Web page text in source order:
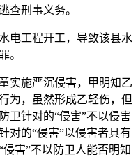
查刑事义务。
工程开工，导致该县水
。
施严沉侵害，甲明知乙
为，虽然形成乙轻伤，但
卫针对的“侵害”不以侵害
对的“侵害”以侵害者具有
害”不以防卫人能否明知